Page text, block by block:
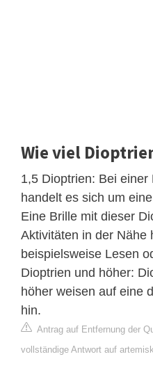
Wie viel
1,5 Dioptrien: Bei
handelt es sich um
Eine Brille mit dieser
Aktivitäten in der Nähe
beispielsweise Lesen
Dioptrien und höher:
höher weisen auf eine
hin.
Antrag auf Entfernung der
vollständige Antwort auf